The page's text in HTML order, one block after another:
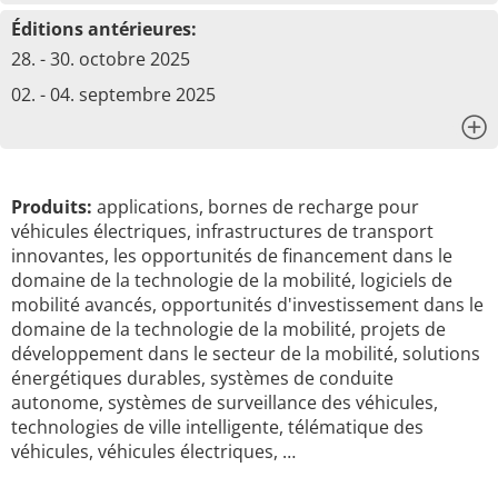
Éditions antérieures:
28. - 30. octobre 2025
02. - 04. septembre 2025
Produits: applications, bornes de recharge pour
véhicules électriques, infrastructures de transport
innovantes, les opportunités de financement dans le
domaine de la technologie de la mobilité, logiciels de
mobilité avancés, opportunités d'investissement dans le
domaine de la technologie de la mobilité, projets de
développement dans le secteur de la mobilité, solutions
énergétiques durables, systèmes de conduite
autonome, systèmes de surveillance des véhicules,
technologies de ville intelligente, télématique des
véhicules, véhicules électriques, …